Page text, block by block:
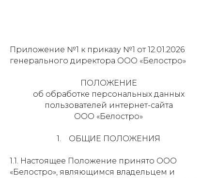
Приложение №1 к приказу №1 от 12.01.2026
генерального директора ООО «Белостро»
ПОЛОЖЕНИЕ
об обработке персональных данных
пользователей интернет-сайта
ООО «Белостро»
1. ОБЩИЕ ПОЛОЖЕНИЯ
1.1. Настоящее Положение принято ООО
«Белостро», являющимся владельцем и